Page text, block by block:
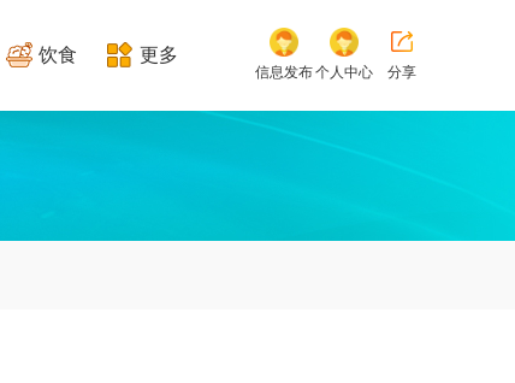
饮食 更多
信息发布个人中心 分享